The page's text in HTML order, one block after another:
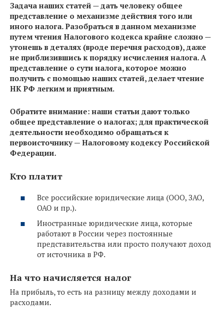
Задача наших статей — дать человеку общее
представление о механизме действия того или
иного налога. Разобраться в данном механизме
путем чтения Налогового кодекса крайне сложно —
утонешь в деталях (вроде перечня расходов), даже
не приблизившись к порядку исчисления налога. А
представление о сути налога, которое можно
получить с помощью наших статей, делает чтение
НК РФ легким и приятным.
Обратите внимание: наши статьи дают только
общее представление о налогах; для практической
деятельности необходимо обращаться к
первоисточнику — Налоговому кодексу Российской
Федерации.
Кто платит
Все российские юридические лица (ООО, ЗАО,
ОАО и пр.).
Иностранные юридические лица, которые
работают в России через постоянные
представительства или просто получают доход
от источника в РФ.
На что начисляется налог
На прибыль, то есть на разницу между доходами и
расходами.